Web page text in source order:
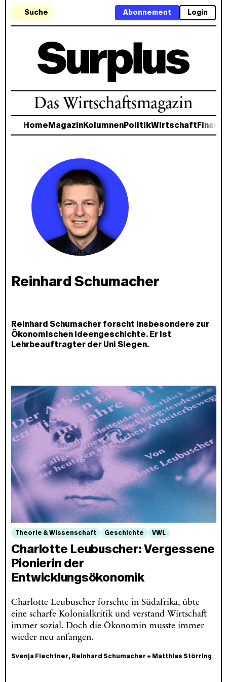
Suche Login
Abonnement
Das Wirtschaftsmagazin
Home MagazinKolumnenPolitikWirtschaft
Reinhard Schumacher
Reinhard Schumacher forscht insbesondere zur
Ökonomischen Ideengeschichte. Er ist
Lehrbeauftragter der Uni Siegen.
Theorie & Wissenschaft Geschichte VWL
Charlotte Leubuscher: Vergessene
Pionierin der
Entwicklungsökonomik
Charlotte Leubuscher forschte in Südafrika, übte
eine scharfe Kolonialkritik und verstand Wirtschaft
immer sozial. Doch die Ökonomin musste immer
wieder neu anfangen.
Svenja Flechtner, Reinhard Schumacher + Matthias Störring